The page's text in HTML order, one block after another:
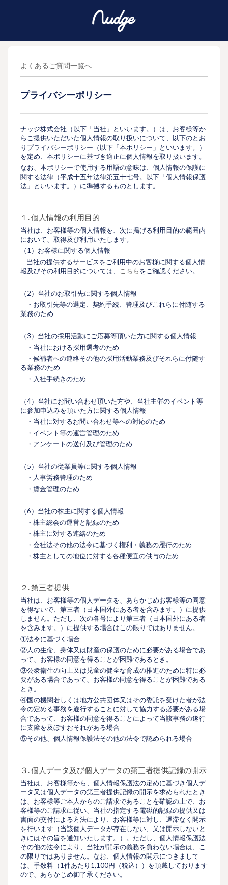
よくあるご質問一覧へ
プライバシーポリシー
ナッジ株式会社（以下「当社」といいます。）は、お客様等か
らご提供いただいた個人情報の取り扱いについて、以下のとお
りプライバシーポリシー（以下「本ポリシー」といいます。）
を定め、本ポリシーに基づき適正に個人情報を取り扱います。
なお、本ポリシーで使用する用語の意味は、個人情報の保護に
関する法律（平成十五年法律第五十七号。以下「個人情報保護
法」といいます。）に準拠するものとします。
１. 個人情報の利用目的
当社は、お客様等の個人情報を、次に掲げる利用目的の範囲内
において、取得及び利用いたします。
（1）お客様に関する個人情報
当社の提供するサービスをご利用中のお客様に関する個人情
報及びその利用目的については、
こちらをご確認ください。
（2）当社のお取引先に関する個人情報
・お取引先等の選定、契約手続、管理及びこれらに付随する
業務のため
（3）当社の採用活動にご応募等頂いた方に関する個人情報
・当社における採用選考のため
・候補者への連絡その他の採用活動業務及びそれらに付随す
る業務のため
・入社手続きのため
（4）当社にお問い合わせ頂いた方や、当社主催のイベント等
に参加申込みを頂いた方に関する個人情報
・当社に対するお問い合わせ等への対応のため
・イベント等の運営管理のため
・アンケートの送付及び管理のため
（5）当社の従業員等に関する個人情報
・人事労務管理のため
・賃金管理のため
（6）当社の株主に関する個人情報
・株主総会の運営と記録のため
・株主に対する連絡のため
・会社法その他の法令に基づく権利・義務の履行のため
・株主としての地位に対する各種便宜の供与のため
２. 第三者提供
当社は、お客様等の個人データを、あらかじめお客様等の同意
を得ないで、第三者（日本国外にある者を含みます。）に提供
しません。ただし、次の各号により第三者（日本国外にある者
を含みます。）に提供する場合はこの限りではありません。
①法令に基づく場合
②人の生命、身体又は財産の保護のために必要がある場合であ
って、お客様の同意を得ることが困難であるとき。
③公衆衛生の向上又は児童の健全な育成の推進のために特に必
要がある場合であって、お客様の同意を得ることが困難である
とき。
④国の機関若しくは地方公共団体又はその委託を受けた者が法
令の定める事務を遂行することに対して協力する必要がある場
合であって、お客様の同意を得ることによって当該事務の遂行
に支障を及ぼすおそれがある場合
⑤その他、個人情報保護法その他の法令で認められる場合
３. 個人データ及び個人データの第三者提供記録の開示
当社は、お客様等から、個人情報保護法の定めに基づき個人デ
ータ又は個人データの第三者提供記録の開示を求められたとき
は、お客様等ご本人からのご請求であることを確認の上で、お
客様等のご請求に従い、当社の指定する電磁的記録の提供又は
書面の交付による方法により、お客様等に対し、遅滞なく開示
を行います（当該個人データが存在しない、又は開示しないと
きにはその旨を通知いたします。）。ただし、個人情報保護法
その他の法令により、当社が開示の義務を負わない場合は、こ
の限りではありません。なお、個人情報の開示につきまして
は、手数料（1件あたり1,100円（税込））を頂戴しております
ので、あらかじめ御了承ください。